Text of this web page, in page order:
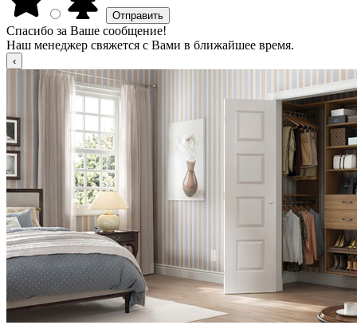
Спасибо за Ваше сообщение!
Наш менеджер свяжется с Вами в ближайшее время.